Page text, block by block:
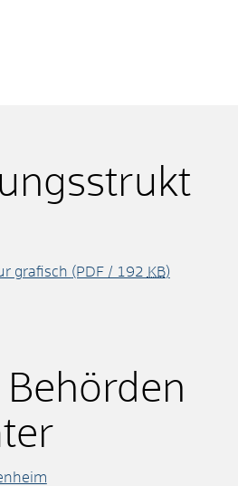
grafisch (PDF / 192 KB)